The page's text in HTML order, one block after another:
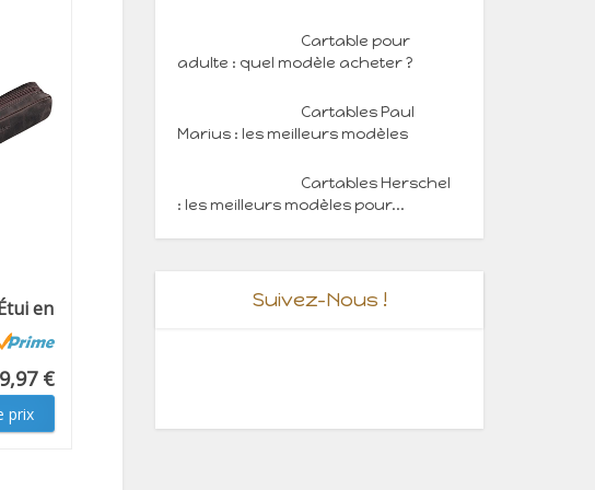
en
€
prix
Cartable pour
adulte : quel modèle acheter ?
Cartables Paul
Marius : les meilleurs modèles
Cartables Herschel
: les meilleurs modèles pour...
Suivez-Nous !